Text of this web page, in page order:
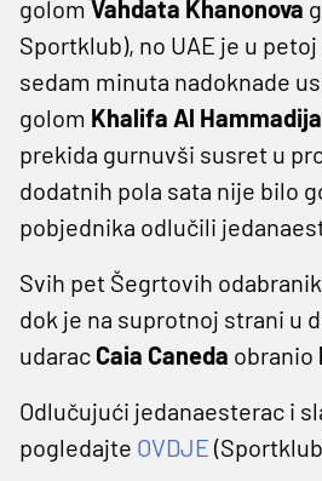
golom Vahdata Khanonova
Sportklub), no UAE je u
sedam minuta nadoknade
golom Khalifa Al Hammadija
prekida gurnuvši susret u
dodatnih pola sata nije bilo
pobjednika odlučili
Svih pet Šegrtovih
dok je na suprotnoj strani u
udarac Caia Caneda obranio
Odlučujući jedanaesterac i
pogledajte OVDJE